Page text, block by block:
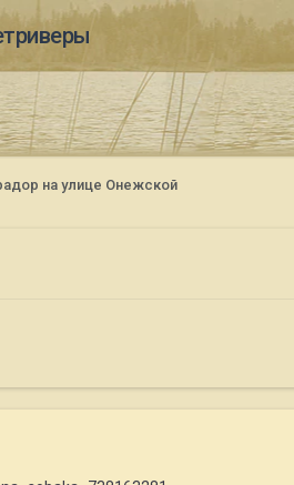
на улице Онежской